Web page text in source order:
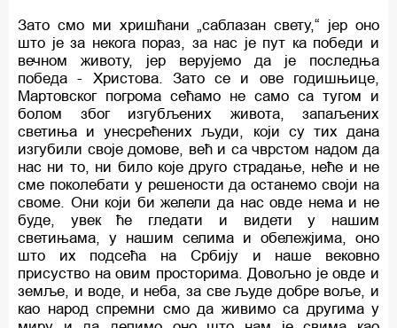
Зато смо ми хришћани „саблазан свету,“ јер оно
што је за некога пораз, за нас је пут ка победи и
вечном животу, јер верујемо да је последња
победа - Христова. Зато се и ове годишњице,
Мартовског погрома сећамо не само са тугом и
болом због изгубљених живота, запаљених
светиња и унесрећених људи, који су тих дана
изгубили своје домове, већ и са чврстом надом да
нас ни то, ни било које друго страдање, неће и не
сме поколебати у решености да останемо своји на
своме. Они који би желели да нас овде нема и не
буде, увек ће гледати и видети у нашим
светињама, у нашим селима и обележјима, оно
што их подсећа на Србију и наше вековно
присуство на овим просторима. Довољно је овде и
земље, и воде, и неба, за све људе добре воље, и
као народ спремни смо да живимо са другима у